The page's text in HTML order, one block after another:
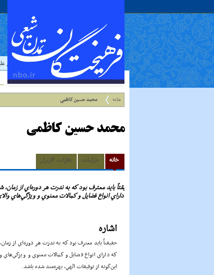
حدیث: امام علي عليه
خانه محمد حسین کاظمی
محمد حسین کاظمی
خانه جزئیات نظرات کاربران
حقيقتاً بايد معترف بود كه به ندرت هر دوره‌اي از
كه داراي انواع فضايل و كمالات معنوي و ويژگي‌هاي
اشاره
حقيقتاً بايد معترف بود كه به ندرت هر دوره‌اي از
كه داراي انواع فضايل و كمالات معنوي و
اين‌گونه از توفيقات الهي، بهره‌مند شده باشد.